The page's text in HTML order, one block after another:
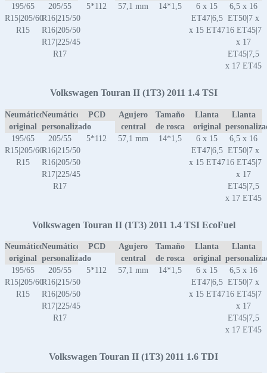
195/65
R15|205/60
R15
205/55
R16|215/50
R16|205/50
R17|225/45
R17
5*112 57,1 mm 14*1,5
6 x 15
ET47|6,5
x 15 ET47
6,5 x 16
ET50|7 x
16 ET45|7
x 17
ET45|7,5
x 17 ET45
Volkswagen Touran II (1T3) 2011 1.4 TSI
Neumático
original
Neumático
personalizado
PCD
Agujero
central
Tamaño
de rosca
Llanta
original
Llanta
195/65
R15|205/60
R15
205/55
R16|215/50
R16|205/50
R17|225/45
R17
5*112 57,1 mm 14*1,5
6 x 15
ET47|6,5
x 15 ET47
6,5 x 16
ET50|7 x
16 ET45|7
x 17
ET45|7,5
x 17 ET45
Volkswagen Touran II (1T3) 2011 1.4 TSI EcoFuel
Neumático
original
Neumático
personalizado
PCD
Agujero
central
Tamaño
de rosca
Llanta
original
Llanta
195/65
R15|205/60
R15
205/55
R16|215/50
R16|205/50
R17|225/45
R17
5*112 57,1 mm 14*1,5
6 x 15
ET47|6,5
x 15 ET47
6,5 x 16
ET50|7 x
16 ET45|7
x 17
ET45|7,5
x 17 ET45
Volkswagen Touran II (1T3) 2011 1.6 TDI